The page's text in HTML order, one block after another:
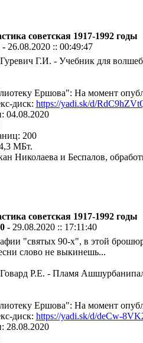
советская 1917-1992 годы
- 26.08.2020 :: 00:49:47
Г.И. - Учебник для
Ершова": На момент
диск: https://yadi.sk/d/
04.08.2020
200
МБт.
Николаева и Беспалов,
советская 1917-1992 годы
- 29.08.2020 :: 17:11:40
"святых 90-х", в этой
слово не выкинешь...
Р.Е. - Пламя
Ершова": На момент
диск: https://yadi.sk/d/deCw-
28.08.2020